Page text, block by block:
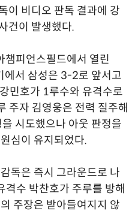
이 비디오 판독 결과에 강
건이 발생했다.
피언스필드에서 열린
에서 삼성은 3-2로 앞서고
민호가 1루수와 유격수로
주자 김영웅은 전력 질주해
시도했으나 아웃 판정을
심이 유지되었다.
독은 즉시 그라운드로 나
격수 박찬호가 주루를 방해
주장은 받아들여지지 않